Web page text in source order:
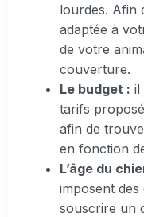
lourdes. Afin
adaptée à
de votre
couverture.
Le budget : il
tarifs
afin de
en fonction
L’âge du
imposent des
souscrire un